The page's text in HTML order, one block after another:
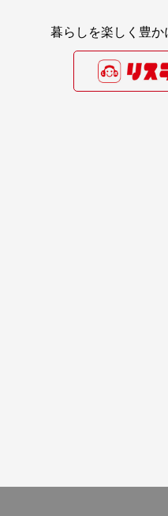
暮らしを楽しく豊か